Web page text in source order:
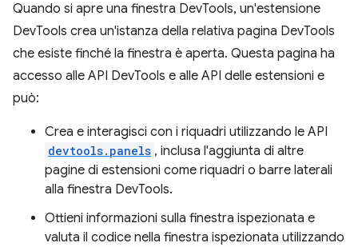
Quando si apre una finestra DevTools, un'estensione
DevTools crea un'istanza della relativa pagina DevTools
che esiste finché la finestra è aperta. Questa pagina ha
accesso alle API DevTools e alle API delle estensioni e
può:
Crea e interagisci con i riquadri utilizzando le API
devtools.panels , inclusa l'aggiunta di altre
pagine di estensioni come riquadri o barre laterali
alla finestra DevTools.
Ottieni informazioni sulla finestra ispezionata e
valuta il codice nella finestra ispezionata utilizzando